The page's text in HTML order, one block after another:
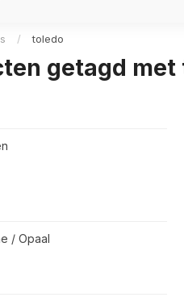
/ toledo
getagd met
/ Opaal